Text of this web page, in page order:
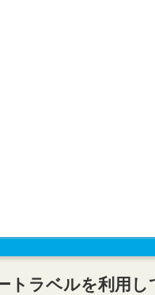
トラベルを利用し